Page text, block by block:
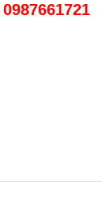
0987661721